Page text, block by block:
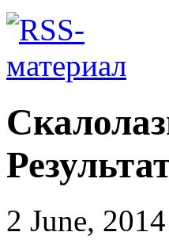
2 June, 2014